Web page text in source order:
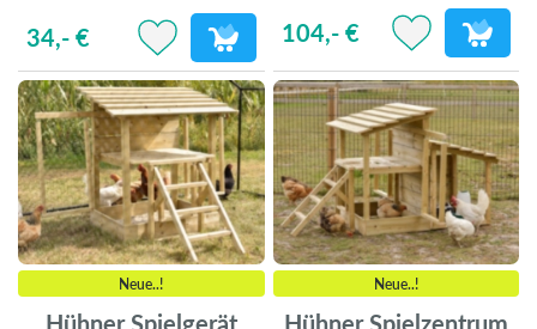
34,- € 104,- €
Neue..! Neue..!